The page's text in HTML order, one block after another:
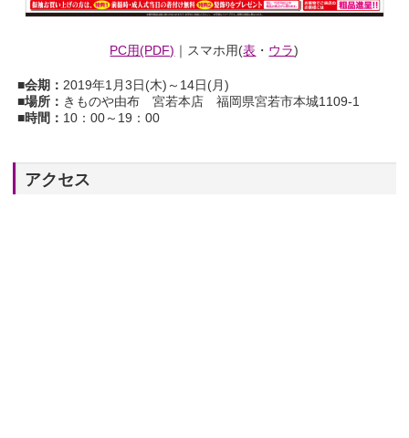
PC用(PDF) ｜スマホ用(表 ・ ウラ)
■会期：2019年1月3日(木)～14日(月)
■場所： きものや由布 宮若本店 福岡県宮若市本城1109-1
■時間： 10：00～19：00
アクセス